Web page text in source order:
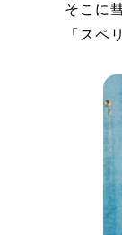
そこに
「スペ